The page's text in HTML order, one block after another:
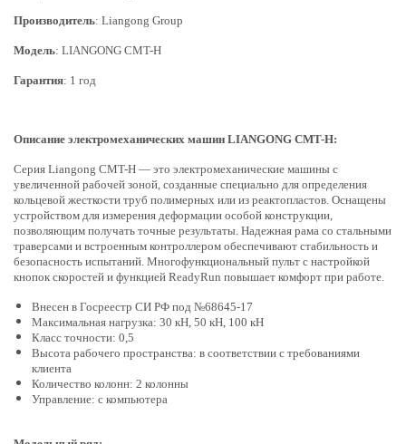
Производитель: Liangong Group
Модель: LIANGONG CMT-H
Гарантия: 1 год
Описание электромеханических машин LIANGONG CMT-H:
Серия Liangong CMT-H — это электромеханические машины с
увеличенной рабочей зоной, созданные специально для определения
кольцевой жесткости труб полимерных или из реактопластов. Оснащены
устройством для измерения деформации особой конструкции,
позволяющим получать точные результаты. Надежная рама со стальными
траверсами и встроенным контроллером обеспечивают стабильность и
безопасность испытаний. Многофункциональный пульт с настройкой
кнопок скоростей и функцией ReadyRun повышает комфорт при работе.
Внесен в Госреестр СИ РФ под №68645-17
Максимальная нагрузка: 30 кН, 50 кН, 100 кН
Класс точности: 0,5
Высота рабочего пространства: в соответствии с требованиями
клиента
Количество колонн: 2 колонны
Управление: с компьютера